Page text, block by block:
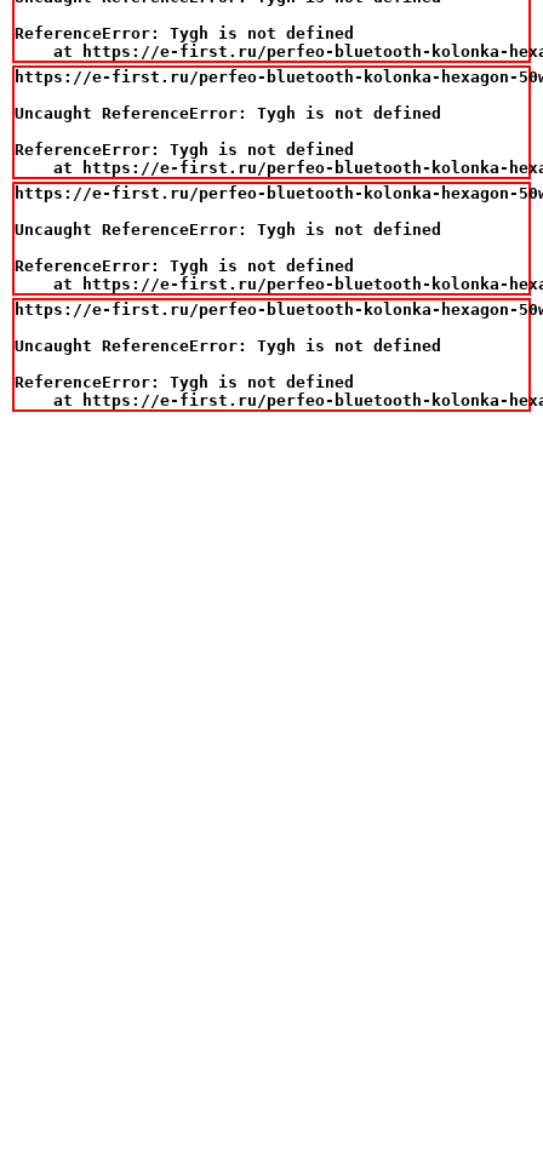
ReferenceError: Tygh is not defined
at https://e-first.ru/perfeo-bluetooth-kolonka-
https://e-first.ru/perfeo-bluetooth-kolonka-hexagon-
Uncaught ReferenceError: Tygh is not defined
ReferenceError: Tygh is not defined
at https://e-first.ru/perfeo-bluetooth-kolonka-
https://e-first.ru/perfeo-bluetooth-kolonka-hexagon-
Uncaught ReferenceError: Tygh is not defined
ReferenceError: Tygh is not defined
at https://e-first.ru/perfeo-bluetooth-kolonka-
https://e-first.ru/perfeo-bluetooth-kolonka-hexagon-
Uncaught ReferenceError: Tygh is not defined
ReferenceError: Tygh is not defined
at https://e-first.ru/perfeo-bluetooth-kolonka-